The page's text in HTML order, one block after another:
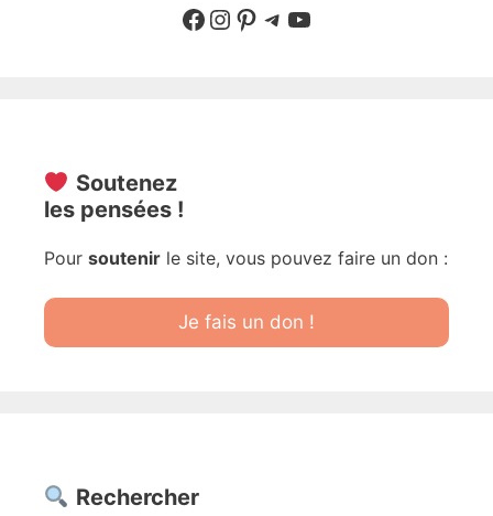
Suivre sur Facebook
Suivre sur Instagram
Pinterest
Sur Telegram
YouTube
Soutenez
les pensées !
Pour soutenir le site, vous pouvez faire un don :
Je fais un don !
Rechercher